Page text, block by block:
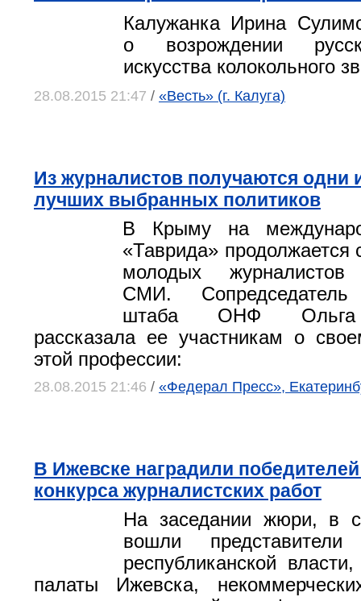
Калужанка Ирина
о возрождении
искусства колокольного
28.08.2015 21:47 / «Весть» (г. Калуга)
Из журналистов получаются одни
лучших выбранных политиков
В Крыму на
«Таврида»
молодых журналистов
СМИ. Сопредседатель
штаба ОНФ Ольга
рассказала ее участникам о
этой профессии:
28.08.2015 21:46 / «Федерал Пресс»,
В Ижевске наградили
конкурса журналистских работ
На заседании жюри, в
вошли
республиканской
палаты Ижевска,